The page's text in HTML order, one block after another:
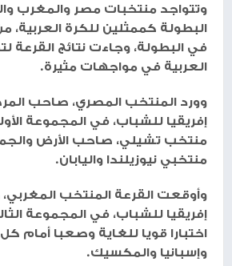
وتتواجد منتخبات مصر والمغرب
في البطولة، وجاءت نتائج القرعة
العربية في مواجهات مثيرة.
وورد المنتخب المصري، صاحب
إفريقيا للشباب، في المجموعة
منتخب تشيلي، صاحب الأرض
منتخبي نيوزيلندا واليابان.
وأوقعت القرعة المنتخب
إفريقيا للشباب، في المجموعة
اختبارا قويا للغاية وصعبا أمام كل
وإسبانيا والمكسيك.